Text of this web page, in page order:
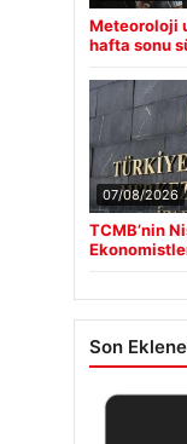
Meteoroloji
hafta sonu
07/08/2026
TCMB’nin
Son